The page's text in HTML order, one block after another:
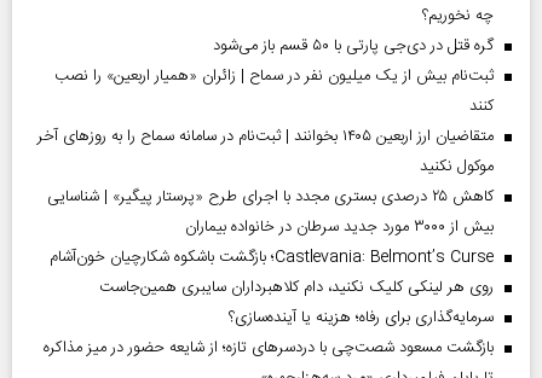
چه نخوریم؟
گره قتل در دی‌جی پارتی با ۵۰ قسم باز می‌شود
ثبت‌نام بیش از یک میلیون نفر در سماح | زائران «همیار اربعین» را نصب
کنند
متقاضیان ارز اربعین ۱۴۰۵ بخوانند | ثبت‌نام در سامانه سماح را به روز‌های آخر
موکول نکنید
کاهش ۲۵ درصدی بستری مجدد با اجرای طرح «پرستار پیگیر» | شناسایی
بیش از ۳۰۰۰ مورد جدید سرطان در خانواده بیماران
Castlevania: Belmont’s Curse؛ بازگشت باشکوه شکارچیان خون‌آشام
روی هر لینکی کلیک نکنید، دام کلاهبرداران سایبری همین‌جاست
سرمایه‌گذاری برای رفاه؛ هزینه یا آینده‌سازی؟
بازگشت مسعود شصت‌چی با دردسر‌های تازه؛ از شایعه حضور در میز مذاکره